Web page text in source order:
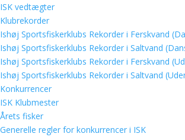
ISK vedtægter
Klubrekorder
Ishøj Sportsfiskerklubs Rekorder i Ferskvand
Ishøj Sportsfiskerklubs Rekorder i Saltvand
Ishøj Sportsfiskerklubs Rekorder i Ferskvand
Ishøj Sportsfiskerklubs Rekorder i Saltvand
Konkurrencer
ISK Klubmester
Årets fisker
Generelle regler for konkurrencer i ISK